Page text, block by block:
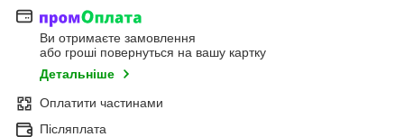
Ви отримаєте замовлення
або гроші повернуться на вашу картку
Детальніше
Оплатити частинами
Післяплата